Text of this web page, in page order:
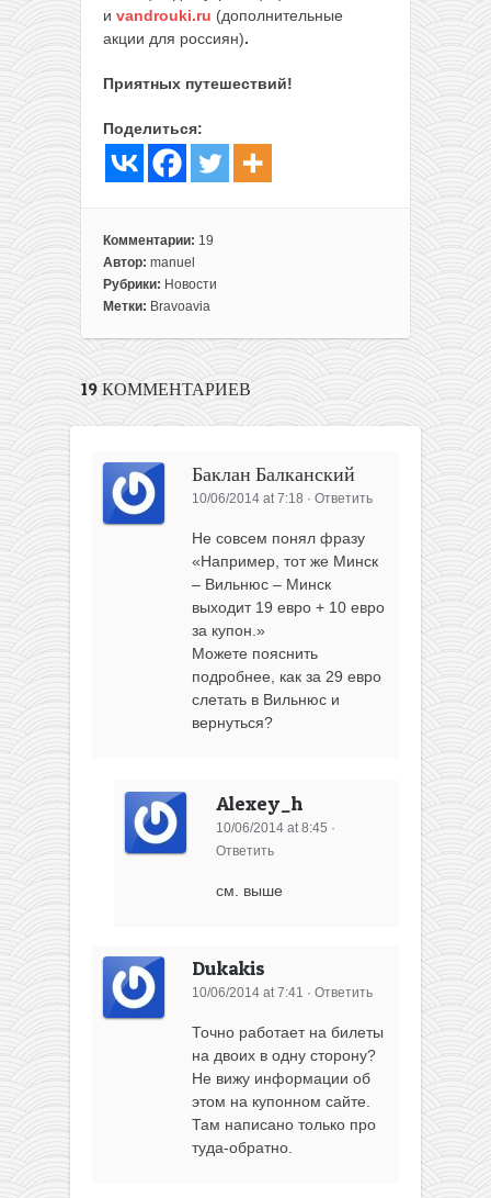
и vandrouki.ru (дополнительные
акции для россиян).
Приятных путешествий!
Поделиться:
Комментарии: 19
Автор: manuel
Рубрики: Новости
Метки: Bravoavia
19 КОММЕНТАРИЕВ
Баклан Балканский
10/06/2014 at 7:18 ·Ответить
Не совсем понял фразу
«Например, тот же Минск
– Вильнюс – Минск
выходит 19 евро + 10 евро
за купон.»
Можете пояснить
подробнее, как за 29 евро
слетать в Вильнюс и
вернуться?
Alexey_h
10/06/2014 at 8:45 ·
Ответить
см. выше
Dukakis
10/06/2014 at 7:41 ·Ответить
Точно работает на билеты
на двоих в одну сторону?
Не вижу информации об
этом на купонном сайте.
Там написано только про
туда-обратно.